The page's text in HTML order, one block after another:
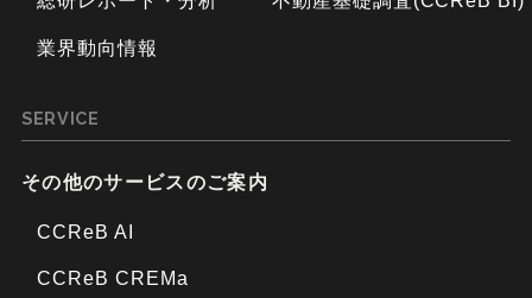
業界動向情報
SERVICE
その他のサービスのご案内
CCReB AI
CCReB CREMa